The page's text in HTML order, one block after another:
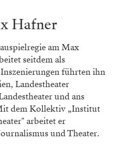
Hafner
am Max
seitdem als
führten ihn
Landestheater
und ans
dem Kollektiv „Institut
arbeitet er
und Theater.